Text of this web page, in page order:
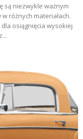
są niezwykle ważnym
różnych materiałach.
osiągnięcia wysokiej